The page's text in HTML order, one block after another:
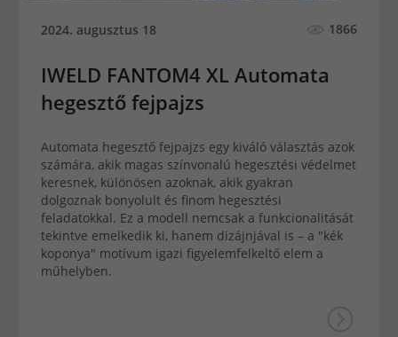
2024. augusztus 18 1866
IWELD FANTOM4 XL Automata
hegesztő fejpajzs
Automata hegesztő fejpajzs egy kiváló választás azok
számára, akik magas színvonalú hegesztési védelmet
keresnek, különösen azoknak, akik gyakran
dolgoznak bonyolult és finom hegesztési
feladatokkal. Ez a modell nemcsak a funkcionalitását
tekintve emelkedik ki, hanem dizájnjával is – a "kék
koponya" motívum igazi figyelemfelkeltő elem a
műhelyben.